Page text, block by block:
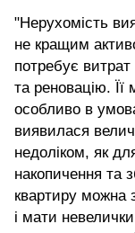
"Нерухомість
не кращим
потребує
та реновацію. Її
особливо в
виявилася
недоліком, як
накопичення та
квартиру можна
і мати